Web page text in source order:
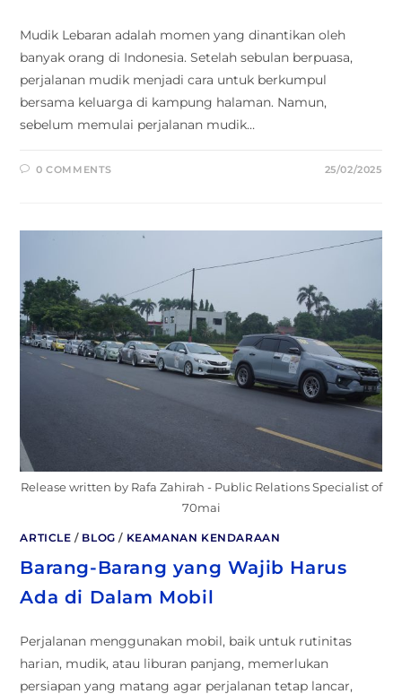
Mudik Lebaran adalah momen yang dinantikan oleh
banyak orang di Indonesia. Setelah sebulan berpuasa,
perjalanan mudik menjadi cara untuk berkumpul
bersama keluarga di kampung halaman. Namun,
sebelum memulai perjalanan mudik…
0 COMMENTS 25/02/2025
Release written by Rafa Zahirah - Public Relations Specialist of
70mai
ARTICLE / BLOG / KEAMANAN KENDARAAN
Barang-Barang yang Wajib Harus
Ada di Dalam Mobil
Perjalanan menggunakan mobil, baik untuk rutinitas
harian, mudik, atau liburan panjang, memerlukan
persiapan yang matang agar perjalanan tetap lancar,